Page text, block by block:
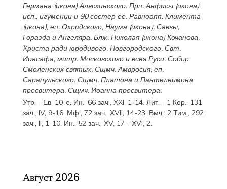
Германа(икона) Аляскинского. Прп.Анфисы(икона)
исп., игумении и 90 сестер ее. Равноапп. Климента
(икона), еп. Охридского, Наума(икона), Саввы,
ГораздаиАнгеляра. Блж. Николая(икона) Кочанова,
Христа ради юродивого, Новгородского. Свт.
Иоасафа, митр. Московского и всея Руси. Собор
Смоленских святых. Сщмч.Амвросия, еп.
Сарапульского. Сщмч. Платонаи Пантелеимона
пресвитера. Сщмч. Иоаннапресвитера.
Утр. - Ев. 10-е, Ин., 66 зач., XXI, 1-14. Лит. - 1 Кор., 131
зач., IV, 9-16. Мф., 72 зач., XVII, 14-23. Вмч.: 2 Тим., 292
зач., II, 1-10. Ин., 52 зач., XV, 17 - XVI, 2.
Август 2026